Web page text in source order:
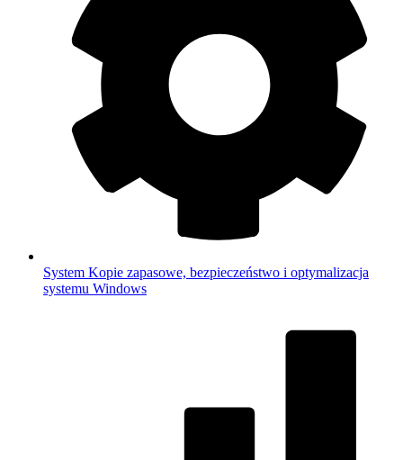
System Kopie zapasowe, bezpieczeństwo i optymalizacja
systemu Windows